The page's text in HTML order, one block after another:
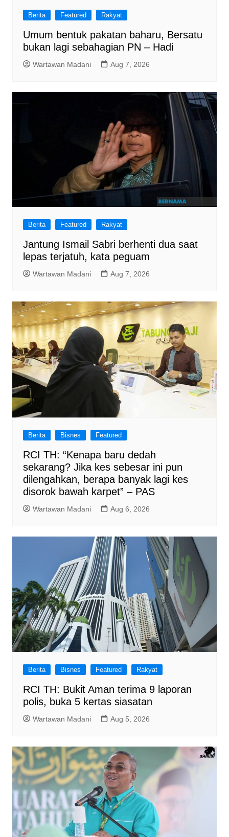
Berita Featured Rakyat
Umum bentuk pakatan baharu, Bersatu
bukan lagi sebahagian PN – Hadi
Wartawan Madani Aug 7, 2026
Berita Featured Rakyat
Jantung Ismail Sabri berhenti dua saat
lepas terjatuh, kata peguam
Wartawan Madani Aug 7, 2026
Berita Bisnes Featured
RCI TH: “Kenapa baru dedah
sekarang? Jika kes sebesar ini pun
dilengahkan, berapa banyak lagi kes
disorok bawah karpet” – PAS
Wartawan Madani Aug 6, 2026
Berita Bisnes Featured Rakyat
RCI TH: Bukit Aman terima 9 laporan
polis, buka 5 kertas siasatan
Wartawan Madani Aug 5, 2026